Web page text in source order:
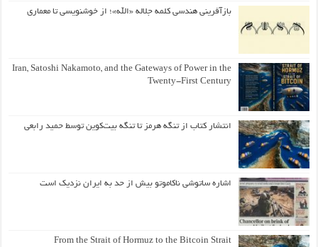
بازآفرینی هندسی کلمه جلاله «الله»؛ از خوشنویسی تا معماری
Iran, Satoshi Nakamoto, and the Gateways of Power in the
Twenty-First Century
انتشار کتاب از تنگه هرمز تا تنگه بیت‌کوین توسط حمید رابعی
اشاره ساتوشی ناکاموتو بیش از حد به ایران نزدیک است
From the Strait of Hormuz to the Bitcoin Strait